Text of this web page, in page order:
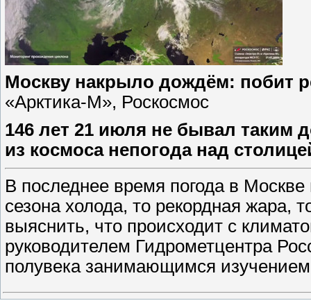
Москву накрыло дождём: побит
«Арктика-М», Роскосмос
146 лет 21 июля не бывал таким
из космоса непогода над
В последнее время погода в
сезона холода, то рекордная жара,
выяснить, что происходит с
руководителем Гидрометцентра
полувека занимающимся